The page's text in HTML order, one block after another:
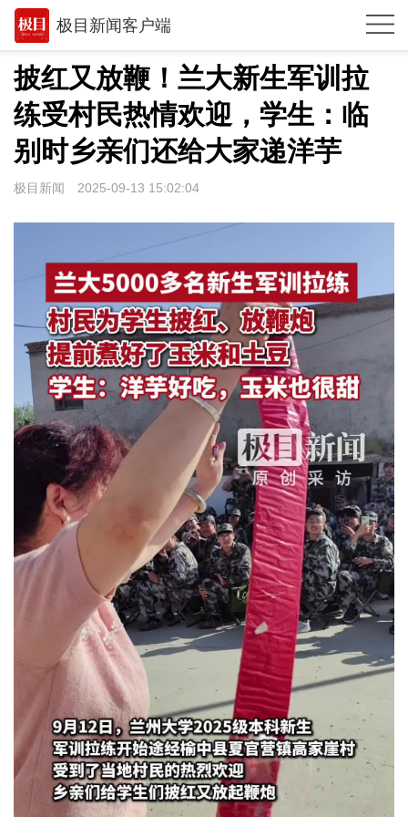
极目新闻客户端
推荐
观点
时政
湖北
环球
专题
极客圈
经济
城建
科教
健康
悠游
房产
消费
创意
文化
披红又放鞭！兰大新生军训拉
练受村民热情欢迎，学生：临
别时乡亲们还给大家递洋芋
极目新闻 2025-09-13 15:02:04